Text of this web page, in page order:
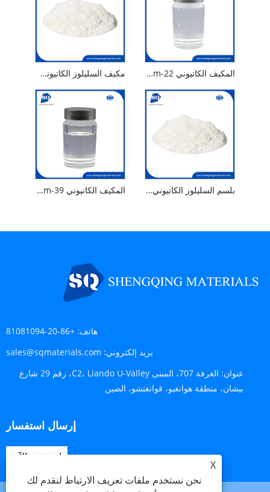
مكيف السليلوز الكاتيوني polyquaternium 10 المكيف الكاتيوني polyquaternium-22
المكيف الكاتيوني polyquatertyium-39 بلسم السليلوز الكاتيوني بولي كواتيرنيوم 10 (QUAT 400)
هاتف: +86-20-81081094
بريد إلكتروني: sales@sqmaterials.com
عنوان:
الغرفة 707، المبنى C2، Liando U-Valley، رقم 29 شارع
بيشان، منطقة هوانغبو، قوانغتشو، الصين
إرسال استفسار
استفسر الآن
X
نحن نستخدم ملفات تعريف الارتباط لنقدم لك